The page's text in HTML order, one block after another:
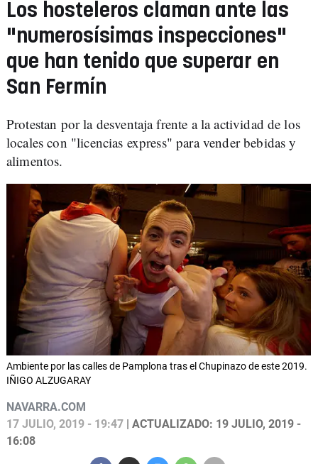
Los hosteleros claman ante las
"numerosísimas inspecciones"
que han tenido que superar en
San Fermín
Protestan por la desventaja frente a la actividad de los
locales con "licencias express" para vender bebidas y
alimentos.
Ambiente por las calles de Pamplona tras el Chupinazo de este 2019.
IÑIGO ALZUGARAY
NAVARRA.COM
17 JULIO, 2019 - 19:47 | ACTUALIZADO: 19 JULIO, 2019 -
16:08